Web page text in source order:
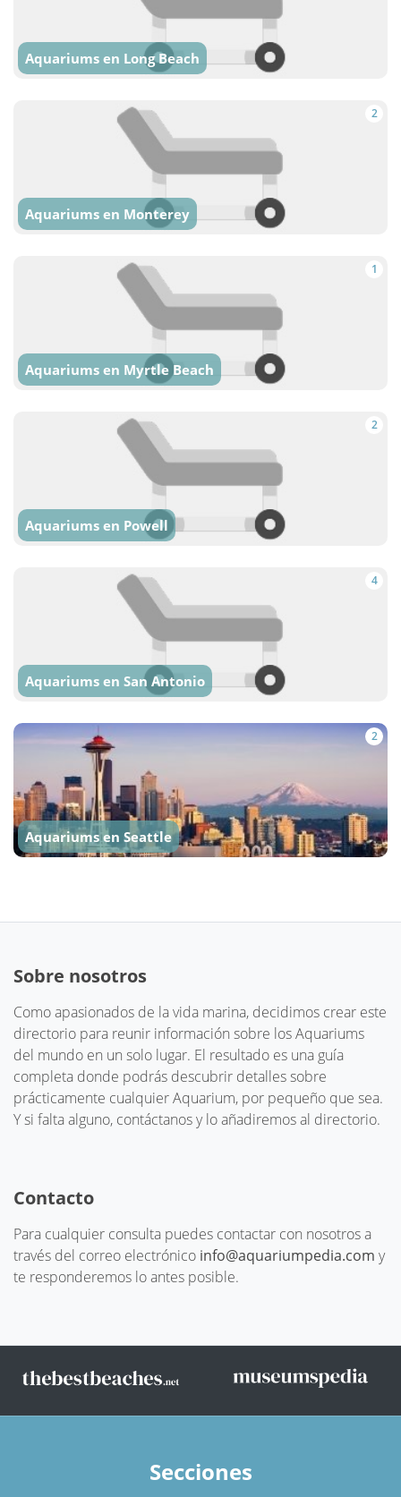
Aquariums en Long Beach
2
Aquariums en Monterey
1
Aquariums en Myrtle Beach
2
Aquariums en Powell
4
Aquariums en San Antonio
2
Aquariums en Seattle
Sobre nosotros
Como apasionados de la vida marina, decidimos crear este
directorio para reunir información sobre los Aquariums
del mundo en un solo lugar. El resultado es una guía
completa donde podrás descubrir detalles sobre
prácticamente cualquier Aquarium, por pequeño que sea.
Y si falta alguno, contáctanos y lo añadiremos al directorio.
Contacto
Para cualquier consulta puedes contactar con nosotros a
través del correo electrónico info@aquariumpedia.com y
te responderemos lo antes posible.
Secciones